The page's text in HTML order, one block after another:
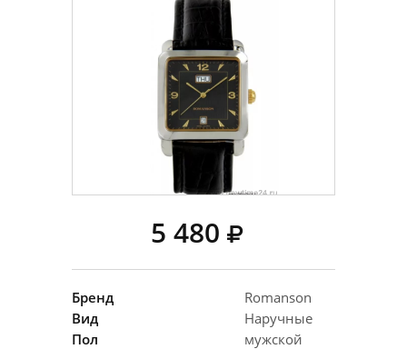
5 480
Бренд
Romanson
Вид
Наручные
Пол
мужской